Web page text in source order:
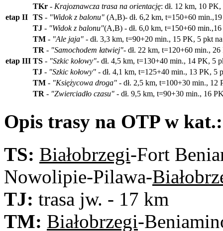
TKr - Krajoznawcza trasa na orientację: dł. 12 km, 10
etap II TS - "Widok z balonu" (A,B)- dł. 6,2 km, t=150+60
TJ - "Widok z balonu"(A,B) - dł. 6,0 km, t=150+60
TM - "Ale jaja" - dł. 3,3 km, t=90+20 min., 15 PK, 5 pkt
TR - "Samochodem łatwiej"- dł. 22 km, t=120+60 min.,
etap III TS - "Szkic kołowy"- dł. 4,5 km, t=130+40 min., 14 PK, 5
TJ - "Szkic kołowy" - dł. 4,1 km, t=125+40 min., 13 PK, 5
TM - "Księżycowa droga" - dł. 2,5 km, t=100+30 min., 12
TR - "Zwierciadło czasu" - dł. 9,5 km, t=90+30 min., 16
Opis trasy na OTP w kat.:
TS: Białobrzegi-Fort
Nowolipie-Pilawa-
TJ: trasa jw. - 17 km
TM: Białobrzegi-